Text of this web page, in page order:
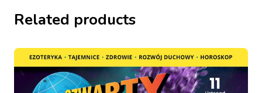
Related products